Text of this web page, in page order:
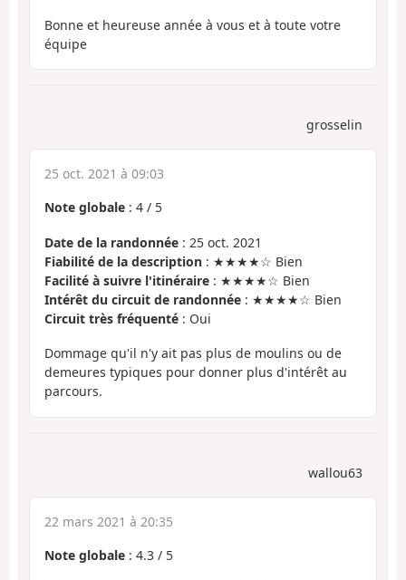
Bonne et heureuse année à vous et à toute votre
équipe
grosselin
25 oct. 2021 à 09:03
Note globale : 4 / 5
Date de la randonnée : 25 oct. 2021
Fiabilité de la description : ★★★★☆ Bien
Facilité à suivre l'itinéraire : ★★★★☆ Bien
Intérêt du circuit de randonnée : ★★★★☆ Bien
Circuit très fréquenté : Oui
Dommage qu'il n'y ait pas plus de moulins ou de
demeures typiques pour donner plus d'intérêt au
parcours.
wallou63
22 mars 2021 à 20:35
Note globale : 4.3 / 5